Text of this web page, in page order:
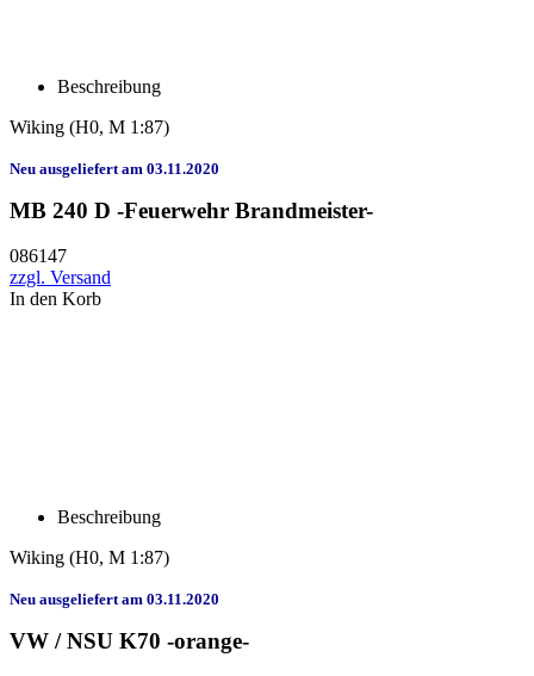
Beschreibung
Wiking (H0, M 1:87)
Neu ausgeliefert am 03.11.2020
MB 240 D -Feuerwehr Brandmeister-
086147
zzgl. Versand
In den Korb
Beschreibung
Wiking (H0, M 1:87)
Neu ausgeliefert am 03.11.2020
VW / NSU K70 -orange-